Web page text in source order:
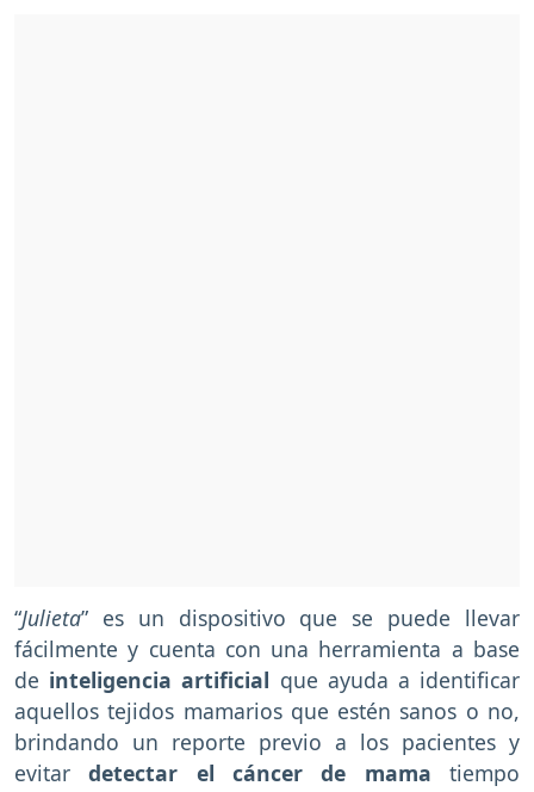
“Julieta” es un dispositivo que se puede llevar
fácilmente y cuenta con una herramienta a base
de inteligencia artificial que ayuda a identificar
aquellos tejidos mamarios que estén sanos o no,
brindando un reporte previo a los pacientes y
evitardetectar el cáncer de mama tiempo